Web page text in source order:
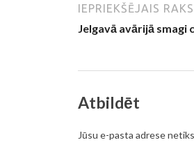
IEPRIEKŠĒJAIS
Jelgavā avārijā
Atbildēt
Jūsu e-pasta adrese